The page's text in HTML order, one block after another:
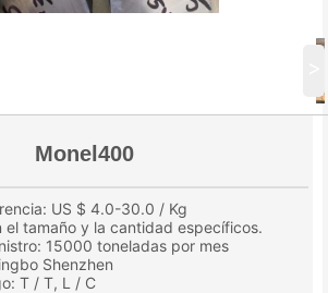
Monel400
US $ 4.0-30.0 / Kg
el tamaño y la cantidad específicos.
15000 toneladas por mes
Shenzhen
T / T, L / C